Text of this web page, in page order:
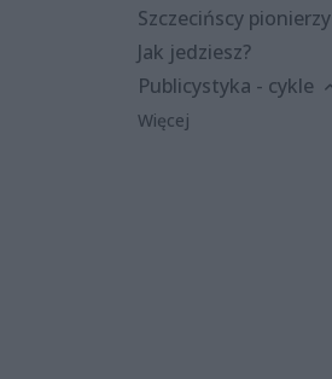
Szczecińscy pionierzy
Jak jedziesz?
Publicystyka - cykle
Więcej